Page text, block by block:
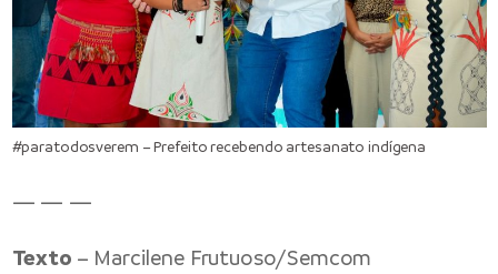
#paratodosverem – Prefeito recebendo artesanato indígena
— — —
Texto – Marcilene Frutuoso/Semcom